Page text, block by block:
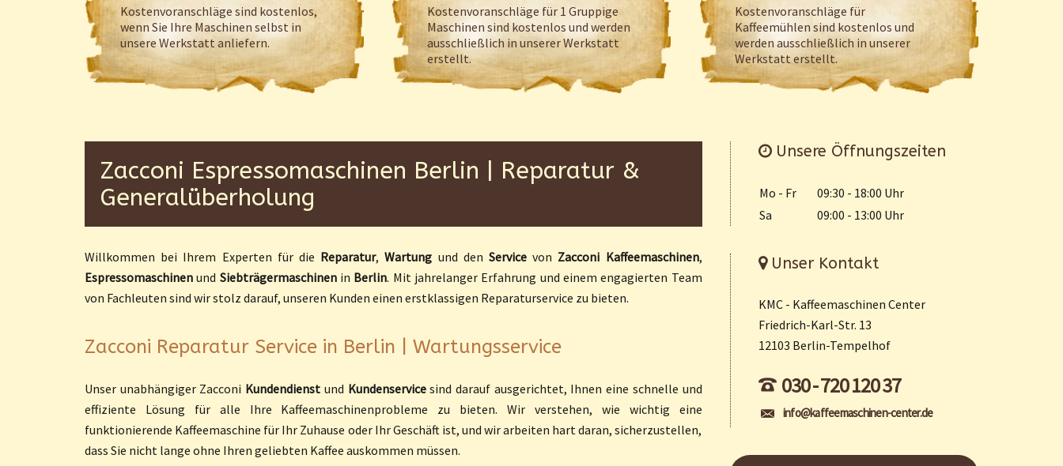
Kostenvoranschläge sind kostenlos,
wenn Sie Ihre Maschinen selbst in
unsere Werkstatt anliefern.
Kostenvoranschläge für 1 Gruppige
Maschinen sind kostenlos und werden
ausschließlich in unserer Werkstatt
erstellt.
Kostenvoranschläge für
Kaffeemühlen sind kostenlos und
werden ausschließlich in unserer
Werkstatt erstellt.
Zacconi Espressomaschinen Berlin | Reparatur &
Generalüberholung
Willkommen bei Ihrem Experten für die Reparatur,Wartung und den Servicevon Zacconi Kaffeemaschinen,
Espressomaschinen und Siebträgermaschinenin Berlin. Mit jahrelanger Erfahrung und einem engagierten Team
von Fachleuten sind wir stolz darauf, unseren Kunden einen erstklassigen Reparaturservice zu bieten.
Zacconi Reparatur Service in Berlin | Wartungsservice
Unser unabhängiger Zacconi Kundendienst und Kundenservicesind darauf ausgerichtet, Ihnen eine schnelle und
effiziente Lösung für alle Ihre Kaffeemaschinenprobleme zu bieten. Wir verstehen, wie wichtig eine
funktionierende Kaffeemaschine für Ihr Zuhause oder Ihr Geschäft ist, und wir arbeiten hart daran, sicherzustellen,
dass Sie nicht lange ohne Ihren geliebten Kaffee auskommen müssen.
Unsere Öffnungszeiten
Mo - Fr
09:30 - 18:00 Uhr
Sa
09:00 - 13:00 Uhr
Unser Kontakt
KMC - Kaffeemaschinen Center
Friedrich-Karl-Str. 13
12103 Berlin-Tempelhof
030 - 720 120 37
info@kaffeemaschinen-center.de